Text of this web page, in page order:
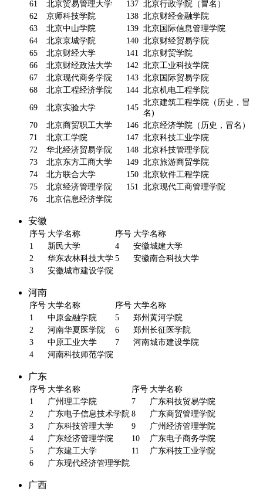
61 北京贸易管理大学 137 北京行政学院（冒名）
62
京师科技学院 138 北京财经金融学院
63
北京中山学院 139 北京国际信息管理学院
64
北京京城学院 140 北京财经贸易学院
65
北京财经大学 141 北京财贸学院
66
北京财经政法大学 142 北京工业科技学院
67
北京现代商务学院 143 北京国际贸易学院
68
北京工程经济学院 144 北京机电工程学院
69
北京实验大学 145
北京建筑工程学院（历史，冒
名)
70
北京商贸职工大学 146 北京经济学院（历史，冒名）
71
北京工学院 147 北京科技工业学院
72
华北经济贸易学院 148 北京科技管理学院
73
北京东方工商大学 149 北京旅游商贸学院
74
北方联合大学 150 北京软件工程学院
75
北京经济管理学院 151 北京现代工商管理学院
76
北京信息经济学院
安徽
序号 大学名称 序号 大学名称
1
新民大学 4
安徽城建大学
2
华东农林科技大学 5
安徽南合科技大学
3
安徽城市建设学院
河南
序号 大学名称 序号 大学名称
1
中原金融学院 5
郑州黄河学院
2
河南华夏医学院 6
郑州长征医学院
3
中原工业大学 7
河南城市建设学院
4
河南科技师范学院
广东
序号 大学名称 序号 大学名称
1
广州理工学院 7
广东科技贸易学院
2
广东电子信息技术学院 8
广东商贸管理学院
3
广东科技管理大学 9
广州经济管理学院
4
广东经济管理学院 10
广东电子商务学院
5
广东建工大学 11
广东科技工业学院
6
广东现代经济管理学院
广西